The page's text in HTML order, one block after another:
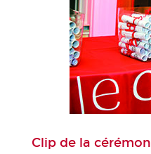
Clip de la